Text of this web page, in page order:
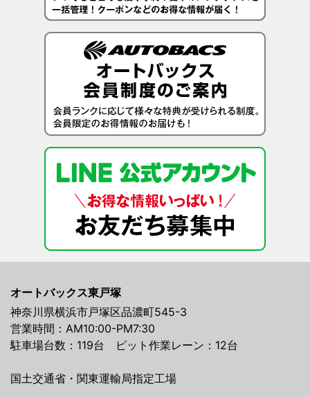
オートバックス東戸塚
神奈川県横浜市戸塚区品濃町545-3
営業時間：AM10:00-PM7:30
駐車場台数：119台 ピット作業レーン：12台
国土交通省・関東運輸局指定工場